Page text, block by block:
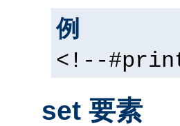
例
<!--
set 要素